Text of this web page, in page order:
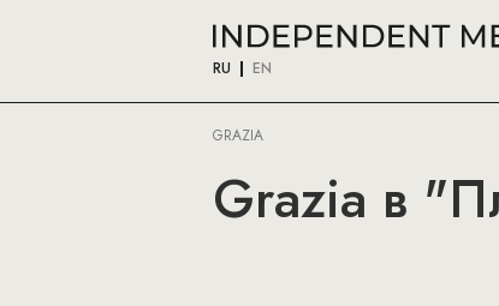
RU EN
GRAZIA
Grazia в